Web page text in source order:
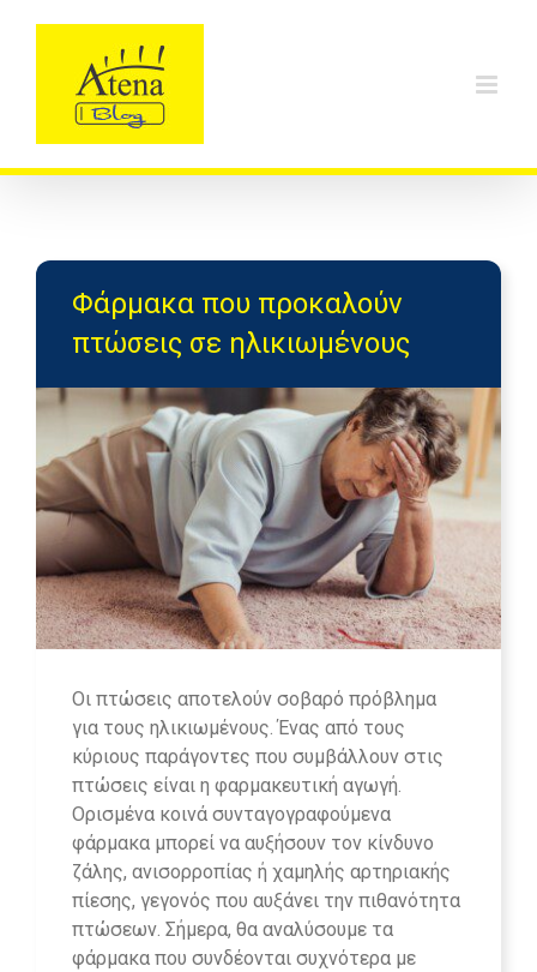
Φάρμακα που προκαλούν
πτώσεις σε ηλικιωμένους
Οι πτώσεις αποτελούν σοβαρό πρόβλημα
για τους ηλικιωμένους. Ένας από τους
κύριους παράγοντες που συμβάλλουν στις
πτώσεις είναι η φαρμακευτική αγωγή.
Ορισμένα κοινά συνταγογραφούμενα
φάρμακα μπορεί να αυξήσουν τον κίνδυνο
ζάλης, ανισορροπίας ή χαμηλής αρτηριακής
πίεσης, γεγονός που αυξάνει την πιθανότητα
πτώσεων. Σήμερα, θα αναλύσουμε τα
φάρμακα που συνδέονται συχνότερα με